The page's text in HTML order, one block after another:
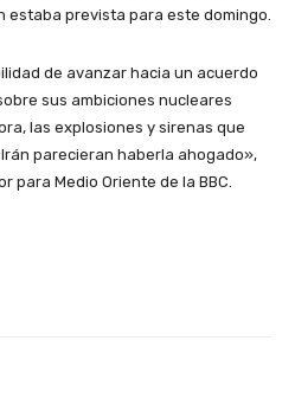
estaba prevista para este domingo.
de avanzar hacia un acuerdo
sus ambiciones nucleares
las explosiones y sirenas que
parecieran haberla ahogado»,
para Medio Oriente de la BBC.